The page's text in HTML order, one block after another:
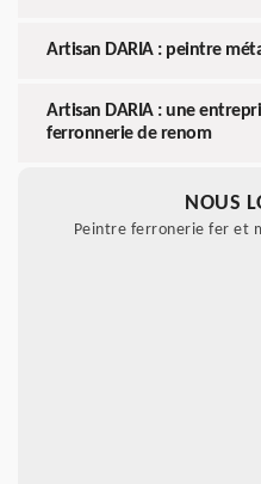
Artisan DARIA : peintre
Artisan DARIA : une
ferronnerie de renom
NOUS
Peintre ferronerie fer et